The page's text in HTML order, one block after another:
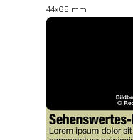
44x65 mm